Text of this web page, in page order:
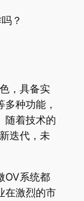
，具备实
种功能，
随着技术的
迭代，未
OV系统都
在激烈的市